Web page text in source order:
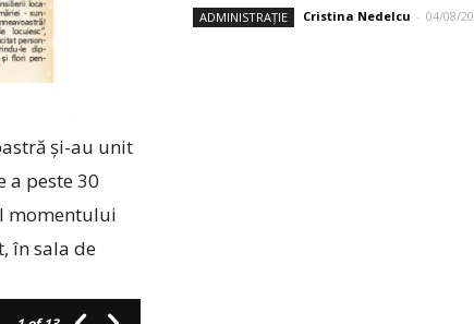
și-au unit
a peste 30
momentului
în sala de
ADMINISTRAȚIE Cristina Nedelcu - 04/08/